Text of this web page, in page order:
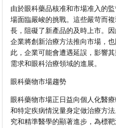
由於眼科藥品核准和市場准入的
場面臨嚴峻的挑戰。這些嚴苛而
長，阻礙了新產品的及時上市。
企業將創新治療方法推向市場，
此，企業可能會遭遇延誤，影響
需求和眼科治療領域的進展。
眼科藥物市場趨勢
眼科藥物市場正日益向個人化醫
和特定疾病情況量身定做治療方
究和精準醫學的顯著進步，為標